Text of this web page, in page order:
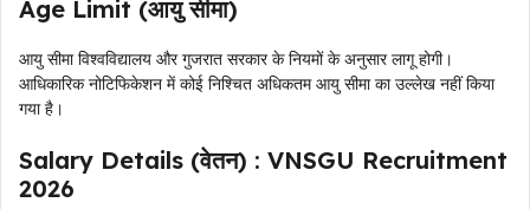
Age Limit (आयु सीमा)
आयु सीमा विश्वविद्यालय और गुजरात सरकार के नियमों के अनुसार लागू होगी।
आधिकारिक नोटिफिकेशन में कोई निश्चित अधिकतम आयु सीमा का उल्लेख नहीं किया
गया है।
Salary Details (वेतन) : VNSGU Recruitment
2026